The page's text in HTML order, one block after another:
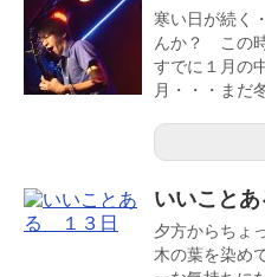
寒い日が続く
んか？ この
すでに１月の
月・・・まだ
いいこと
夕方からちょ
木の葉を染め